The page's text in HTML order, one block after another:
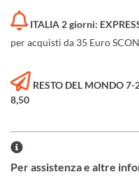
ITALIA 2 giorni:
per acquisti da 35 Euro
RESTO DEL MONDO
8,50
Per assistenza e altre